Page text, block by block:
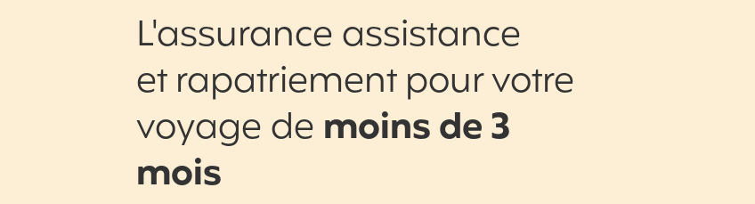
L'assurance assistance
et rapatriement pour votre
voyage de moins de 3
mois